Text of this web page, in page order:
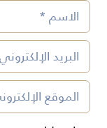
الاسم
البريد
الإلكتروني
الموقع
الإلكتروني